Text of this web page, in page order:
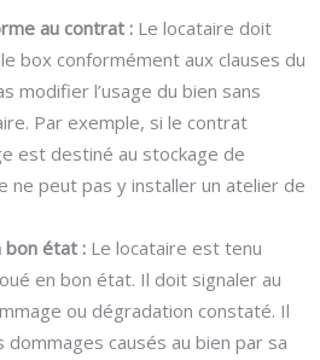
au contrat : Le locataire doit
box conformément aux clauses du
modifier l’usage du bien sans
Par exemple, si le contrat
est destiné au stockage de
ne peut pas y installer un atelier de
bon état : Le locataire est tenu
en bon état. Il doit signaler au
ou dégradation constaté. Il
causés au bien par sa